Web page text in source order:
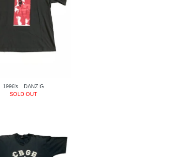
1996's DANZIG
SOLD OUT